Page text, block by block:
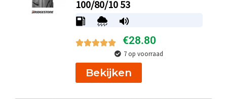
100/80/10 53
€28.80
7 op voorraad
Bekijken